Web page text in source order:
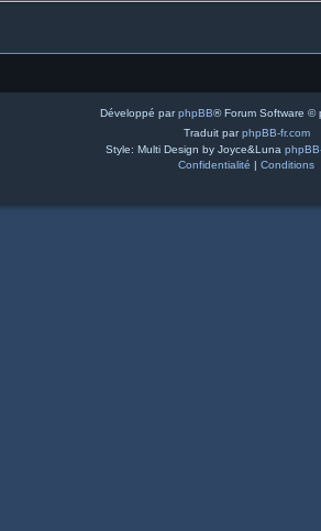
Développé parphpBB® Forum Software ©
Traduit parphpBB-fr.com
Style: Multi Design by Joyce&Luna
Confidentialité | Conditions